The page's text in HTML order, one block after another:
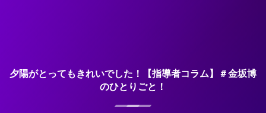
夕陽がとってもきれいでした！【指導者コラム】＃金坂博
のひとりごと！